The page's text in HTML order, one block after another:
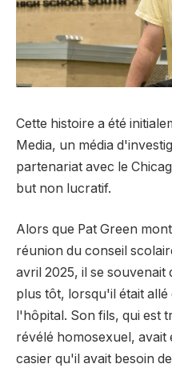
Cette histoire a été
Media, un média
partenariat avec le
but non lucratif.
Alors que Pat Green
réunion du conseil
avril 2025, il se
plus tôt, lorsqu'il était allé
l'hôpital. Son fils, qui est
révélé homosexuel, avait
casier qu'il avait besoin